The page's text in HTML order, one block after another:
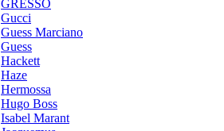
GRESSO
Gucci
Guess Marciano
Guess
Hackett
Haze
Hermossa
Hugo Boss
Isabel Marant